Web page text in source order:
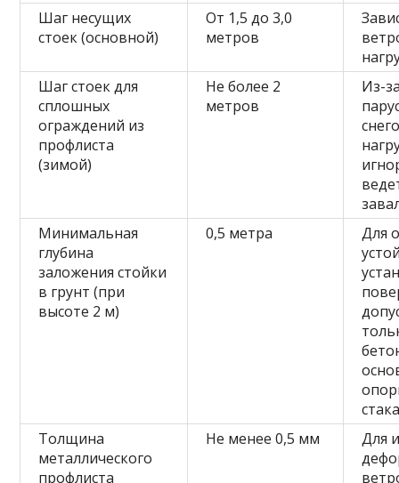
Шаг несущих
стоек (основной)
От 1,5 до 3,0
метров
Шаг стоек для
сплошных
ограждений из
профлиста
(зимой)
Не более 2
метров
Из-
Минимальная
глубина
заложения стойки
в грунт (при
высоте 2 м)
0,5 метра
Для
Толщина
металлического
профлиста
Не менее 0,5 мм
Для